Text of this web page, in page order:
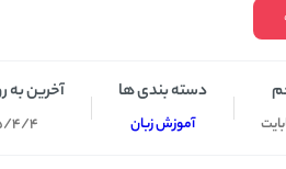
دسته بندی ها
آموزش زبان
آخرین به
4/4